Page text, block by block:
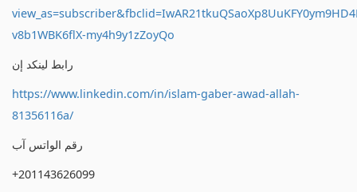
v8b1WBK6flX-my4h9y1zZoyQo
رابط لينكد إن
https://www.linkedin.com/in/islam-gaber-awad-allah-
81356116a/
رقم الواتس آب
+201143626099